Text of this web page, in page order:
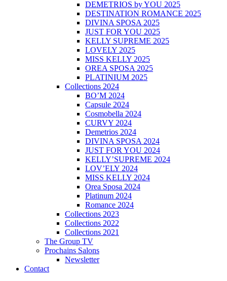
DEMETRIOS by YOU 2025
DESTINATION ROMANCE 2025
DIVINA SPOSA 2025
JUST FOR YOU 2025
KELLY SUPREME 2025
LOVELY 2025
MISS KELLY 2025
OREA SPOSA 2025
PLATINIUM 2025
Collections 2024
BO’M 2024
Capsule 2024
Cosmobella 2024
CURVY 2024
Demetrios 2024
DIVINA SPOSA 2024
JUST FOR YOU 2024
KELLY’SUPREME 2024
LOV’ELY 2024
MISS KELLY 2024
Orea Sposa 2024
Platinum 2024
Romance 2024
Collections 2023
Collections 2022
Collections 2021
The Group TV
Prochains Salons
Newsletter
Contact